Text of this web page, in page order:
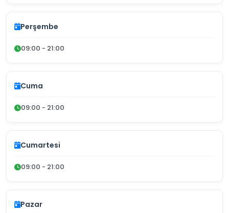
Perşembe
09:00 - 21:00
Cuma
09:00 - 21:00
Cumartesi
09:00 - 21:00
Pazar